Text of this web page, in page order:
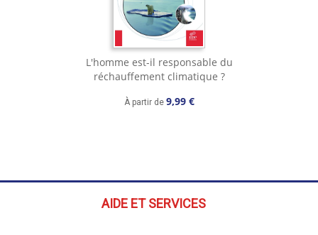
L'homme est-il responsable du
réchauffement climatique ?
À partir de 9,99 €
AIDE ET SERVICES